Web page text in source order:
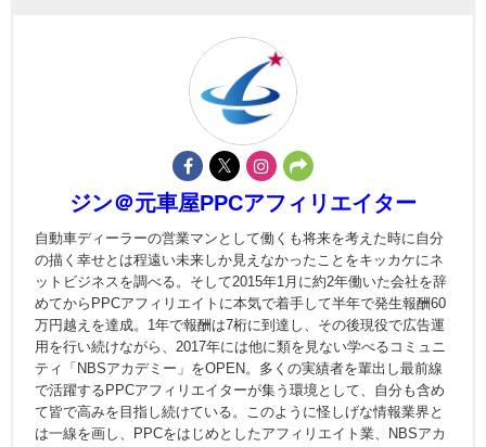
ジン＠元車屋PPCアフィリエイター
自動車ディーラーの営業マンとして働くも将来を考えた時に自分
の描く幸せとは程遠い未来しか見えなかったことをキッカケにネ
ットビジネスを調べる。そして2015年1月に約2年働いた会社を辞
めてからPPCアフィリエイトに本気で着手して半年で発生報酬60
万円越えを達成。1年で報酬は7桁に到達し、その後現役で広告運
用を行い続けながら、2017年には他に類を見ない学べるコミュニ
ティ「NBSアカデミー」をOPEN。多くの実績者を輩出し最前線
で活躍するPPCアフィリエイターが集う環境として、自分も含め
て皆で高みを目指し続けている。このように怪しげな情報業界と
は一線を画し、PPCをはじめとしたアフィリエイト業、NBSアカ